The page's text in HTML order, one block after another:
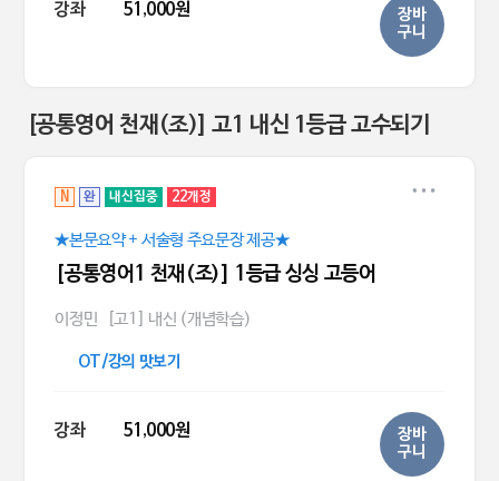
강좌 51,000원
장바
구니
[공통영어 천재(조)] 고1 내신 1등급 고수되기
N 완 내신집중 22개정
★본문요약 + 서술형 주요문장 제공★
[공통영어1 천재(조)] 1등급 싱싱 고등어
이정민 [고1] 내신 (개념학습)
OT/강의 맛보기
강좌 51,000원
장바
구니